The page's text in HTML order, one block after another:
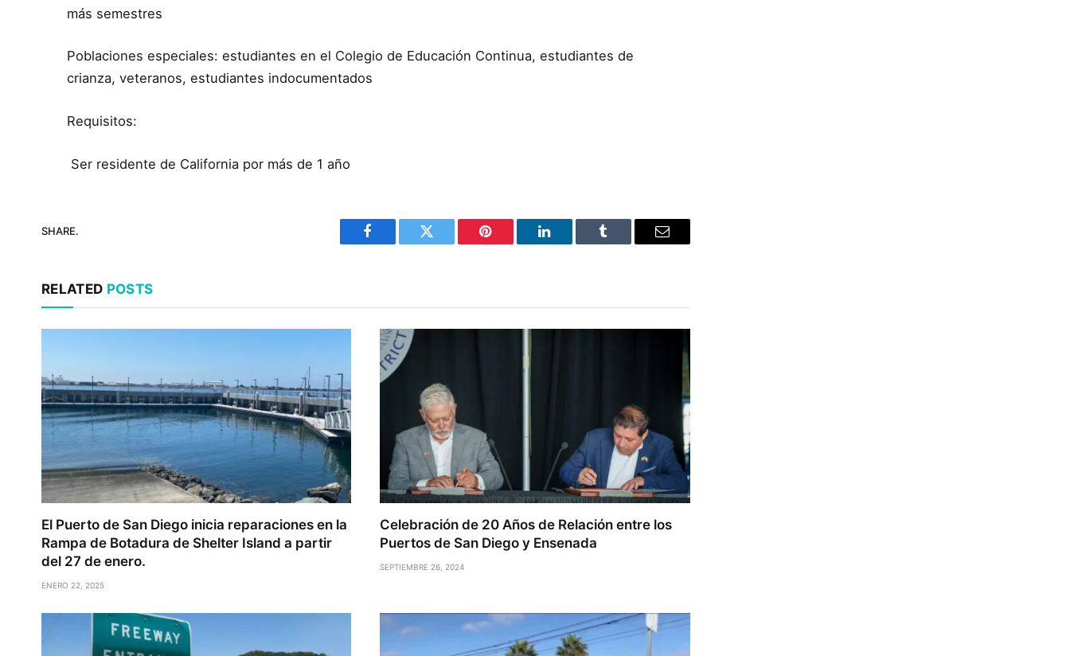
más semestres
Poblaciones especiales: estudiantes en el Colegio de Educación Continua, estudiantes de
crianza, veteranos, estudiantes indocumentados
Requisitos:
Ser residente de California por más de 1 año
SHARE.
Facebook Twitter Pinterest LinkedIn Tumblr Email
RELATED POSTS
El Puerto de San Diego inicia reparaciones en la
Rampa de Botadura de Shelter Island a partir
del 27 de enero.
ENERO 22, 2025
Celebración de 20 Años de Relación entre los
Puertos de San Diego y Ensenada
SEPTIEMBRE 26, 2024